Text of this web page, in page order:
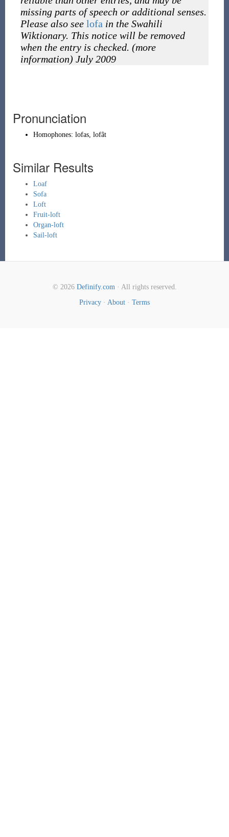
missing parts of speech or additional senses.
Please also see lofa in the Swahili
Wiktionary. This notice will be removed
when the entry is checked. (more
information) July 2009
Pronunciation
Homophones: lofas, lofât
Similar Results
Loaf
Sofa
Loft
Fruit-loft
Organ-loft
Sail-loft
© 2026 Definify.com· All rights reserved.
Privacy · About · Terms